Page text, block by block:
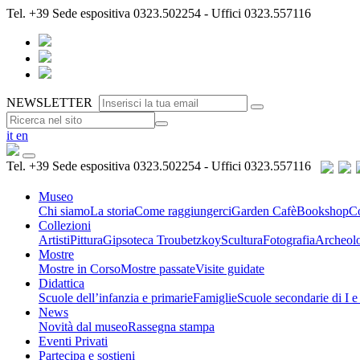
Tel. +39 Sede espositiva 0323.502254 - Uffici 0323.557116
NEWSLETTER
it en
Tel. +39 Sede espositiva 0323.502254 - Uffici 0323.557116
Museo
Chi siamoLa storiaCome raggiungerciGarden CafèBookshop
Collezioni
ArtistiPitturaGipsoteca TroubetzkoySculturaFotografia
Mostre
Mostre in CorsoMostre passateVisite guidate
Didattica
Scuole dell’infanzia e primarieFamiglieScuole secondarie di I
News
Novità dal museoRassegna stampa
Eventi Privati
Partecipa e sostieni